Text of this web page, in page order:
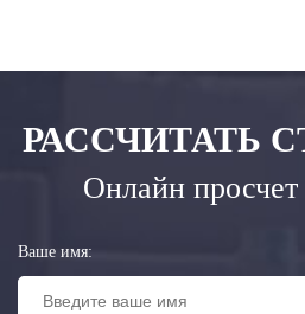
РАССЧИТАТЬ
Онлайн
Ваше имя: